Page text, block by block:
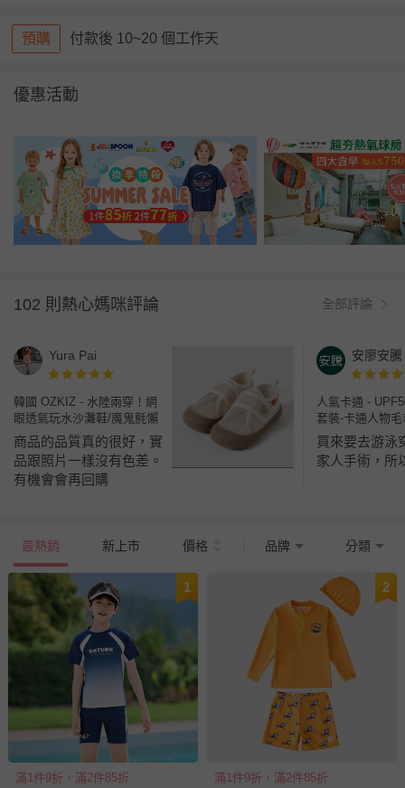
預購 付款後 10~20 個工作天
優惠活動
102 則熱心媽咪評論 全部評論
Yura Pai
韓國 OZKIZ - 水陸兩穿！網
眼透氣玩水沙灘鞋/魔鬼氈懶
人鞋-米杏
商品的品質真的很好，實
品跟照片一樣沒有色差。
有機會會再回購
安廖安騰
人氣卡通 -
套裝-卡通人物
買來要去游泳
家人手術，所
最熱銷 新上市 價格 品牌 分類
1
滿1件9折，滿2件85折
2
滿1件9折，滿2件85折